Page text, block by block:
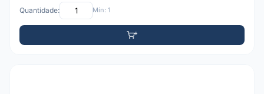
Quantidade: Mín: 1